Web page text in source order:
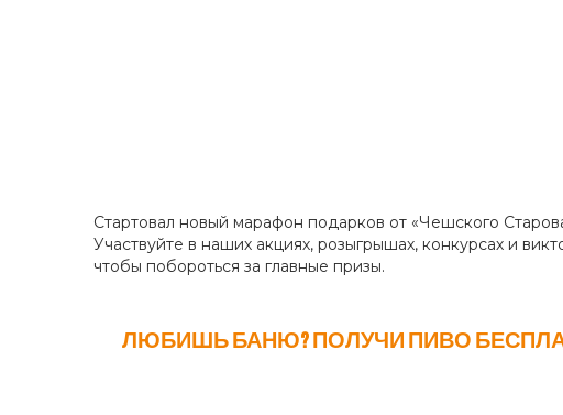
Стартовал новый марафон подарков от «Чешского
Участвуйте в наших акциях, розыгрышах, конкурсах и
чтобы побороться за главные призы.
ЛЮБИШЬ БАНЮ? ПОЛУЧИ ПИВО